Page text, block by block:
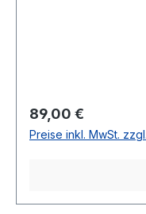
Polyester 30°
Nr.: 1840-21Farbe:
Regulärer Preis:
89,00 €
Preise inkl. MwSt.